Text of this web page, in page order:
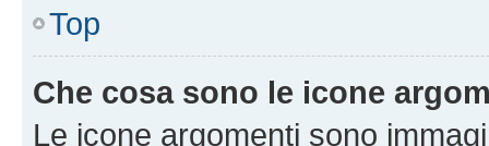
Top
Che cosa sono le icone
Le icone argomenti sono